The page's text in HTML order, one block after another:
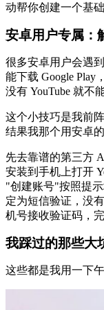
动帮你创建一个基
安卓用户专属
很多安卓用户会遇
能下载 Google Play
没有 YouTube 就不
这个小技巧是我前
结果我那个用安卓
先去靠谱的第三方
安装到手机上打开
"创建账号"按照提
定为短信验证，没
机号接收验证码，
我踩过的那些大
这些都是我用一下